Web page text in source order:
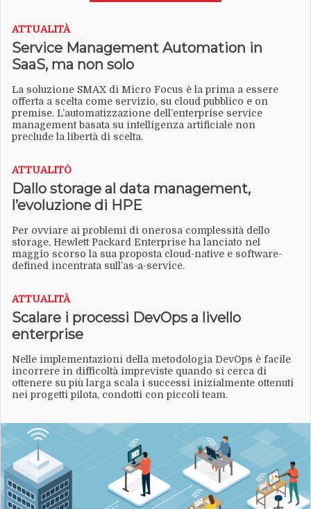
ATTUALITÀ
Service Management Automation in
SaaS, ma non solo
La soluzione SMAX di Micro Focus è la prima a essere
offerta a scelta come servizio, su cloud pubblico e on
premise. L’automatizzazione dell’enterprise service
management basata su intelligenza artificiale non
preclude la libertà di scelta.
ATTUALITÒ
Dallo storage al data management,
l’evoluzione di HPE
Per ovviare ai problemi di onerosa complessità dello
storage, Hewlett Packard Enterprise ha lanciato nel
maggio scorso la sua proposta cloud-native e software-
defined incentrata sull’as-a-service.
ATTUALITÀ
Scalare i processi DevOps a livello
enterprise
Nelle implementazioni della metodologia DevOps è facile
incorrere in difficoltà impreviste quando si cerca di
ottenere su più larga scala i successi inizialmente ottenuti
nei progetti pilota, condotti con piccoli team.